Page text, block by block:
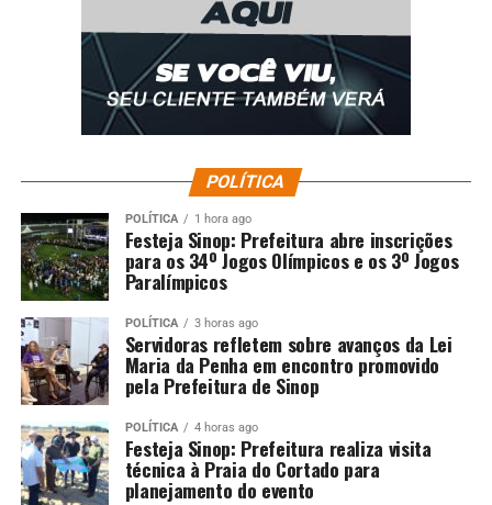
POLÍTICA
POLÍTICA 1 hora ago
Festeja Sinop: Prefeitura abre inscrições
para os 34º Jogos Olímpicos e os 3º Jogos
Paralímpicos
POLÍTICA 3 horas ago
Servidoras refletem sobre avanços da Lei
Maria da Penha em encontro promovido
pela Prefeitura de Sinop
POLÍTICA 4 horas ago
Festeja Sinop: Prefeitura realiza visita
técnica à Praia do Cortado para
planejamento do evento